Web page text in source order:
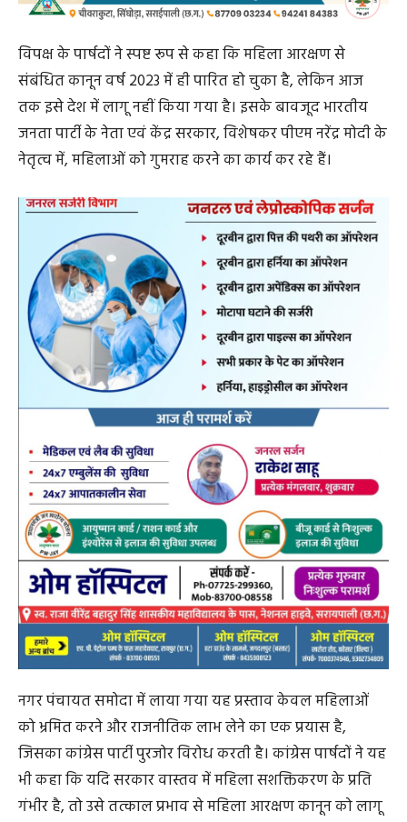
नगर पंचायत समोदा में लाया गया यह प्रस्ताव केवल महिलाओं
को भ्रमित करने और राजनीतिक लाभ लेने का एक प्रयास है,
जिसका कांग्रेस पार्टी पुरजोर विरोध करती है। कांग्रेस पार्षदों ने यह
भी कहा कि यदि सरकार वास्तव में महिला सशक्तिकरण के प्रति
गंभीर है, तो उसे तत्काल प्रभाव से महिला आरक्षण कानून को लागू
करना चाहिए, न कि केवल उसका राजनीतिक प्रचार करना चाहिए।
इस विरोध कार्यक्रम में पार्षद के रूप में उपस्थित रहे:सत्येंद्र चेलक,
देवेंद्र साहू, दानेश्वरी साहू, गायत्री शोभा साहू, दीपा जगदीश साहू,
वैशालिनी ईश्वर साहू।साथ ही निर्दलीय पार्षद भीषम साहू एवं सोना
अमित राय का भी इस विरोध में सहयोग रहा।